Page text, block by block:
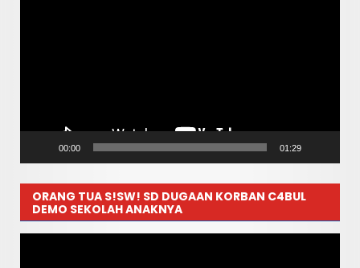
00:00 01:29
ORANG TUA S!SW! SD DUGAAN KORBAN C4BUL
DEMO SEKOLAH ANAKNYA